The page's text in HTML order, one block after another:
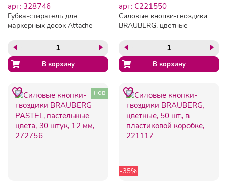
арт: 328746
Губка-стиратель для
маркерных досок Attache
арт: C221550
Силовые кнопки-гвоздики
BRAUBERG, цветные
картонной коробке,
221550
нов
-35%